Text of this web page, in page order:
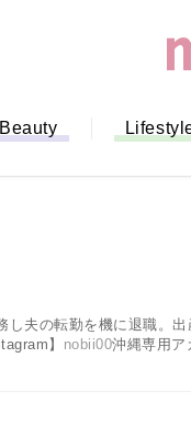
Beauty
夫の転勤を機に退職。
】 nobii00沖縄専用